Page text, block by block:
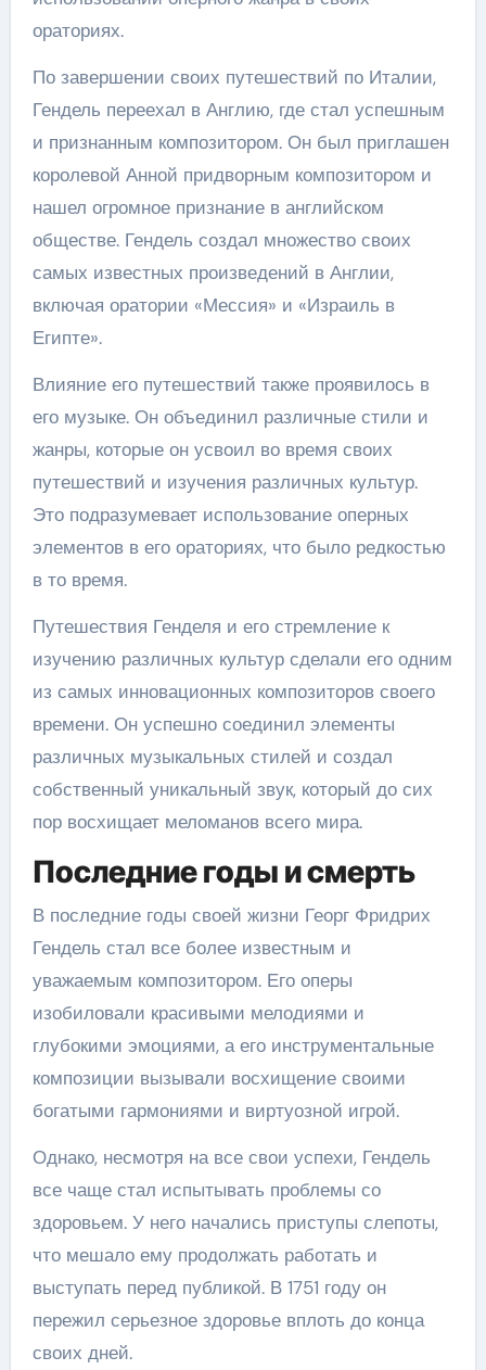
ораториях.
По завершении своих путешествий по Италии,
Гендель переехал в Англию, где стал успешным
и признанным композитором. Он был приглашен
королевой Анной придворным композитором и
нашел огромное признание в английском
обществе. Гендель создал множество своих
самых известных произведений в Англии,
включая оратории «Мессия» и «Израиль в
Египте».
Влияние его путешествий также проявилось в
его музыке. Он объединил различные стили и
жанры, которые он усвоил во время своих
путешествий и изучения различных культур.
Это подразумевает использование оперных
элементов в его ораториях, что было редкостью
в то время.
Путешествия Генделя и его стремление к
изучению различных культур сделали его одним
из самых инновационных композиторов своего
времени. Он успешно соединил элементы
различных музыкальных стилей и создал
собственный уникальный звук, который до сих
пор восхищает меломанов всего мира.
Последние годы и смерть
В последние годы своей жизни Георг Фридрих
Гендель стал все более известным и
уважаемым композитором. Его оперы
изобиловали красивыми мелодиями и
глубокими эмоциями, а его инструментальные
композиции вызывали восхищение своими
богатыми гармониями и виртуозной игрой.
Однако, несмотря на все свои успехи, Гендель
все чаще стал испытывать проблемы со
здоровьем. У него начались приступы слепоты,
что мешало ему продолжать работать и
выступать перед публикой. В 1751 году он
пережил серьезное здоровье вплоть до конца
своих дней.